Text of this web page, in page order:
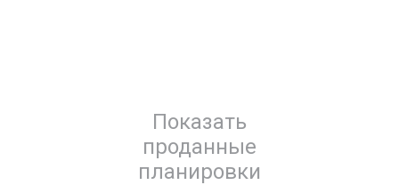
Показать
проданные
планировки